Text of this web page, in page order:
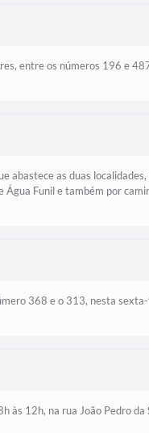
entre os números 196 e
abastece as duas
Funil e também por
368 e o 313, nesta
às 12h, na rua João Pedro